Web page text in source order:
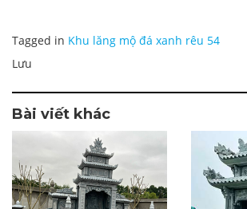
Tagged in Khu lăng mộ đá xanh rêu 54
Lưu
Bài viết khác